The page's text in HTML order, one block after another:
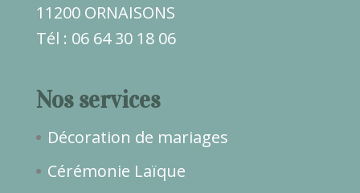
11200 ORNAISONS
Tél : 06 64 30 18 06
Nos services
Décoration de mariages
Cérémonie Laïque